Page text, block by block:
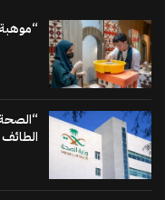
“موهبة”
الطائف